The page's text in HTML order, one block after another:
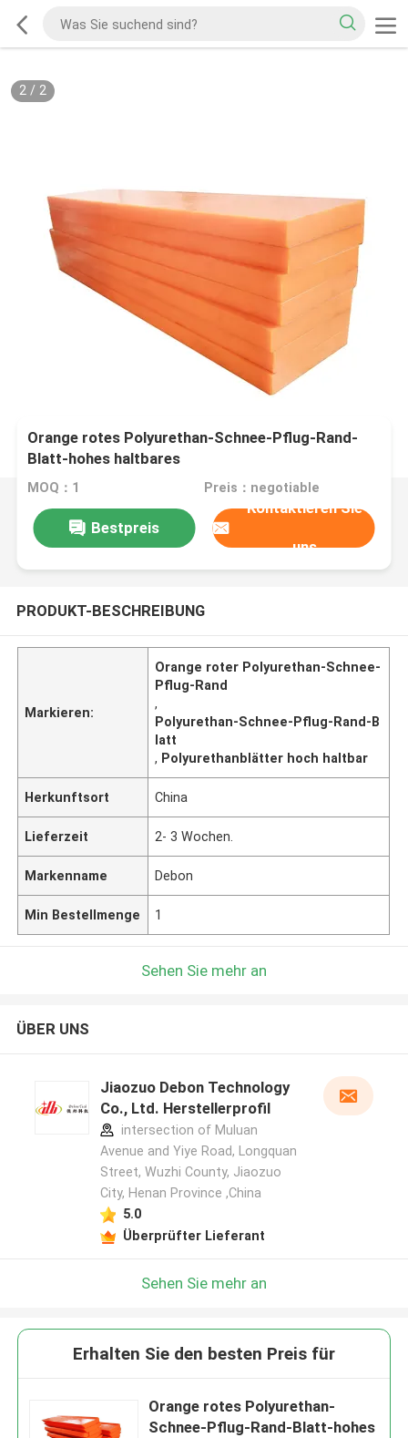
2/ 2
Orange rotes Polyurethan-Schnee-Pflug-Rand-
Blatt-hohes haltbares
MOQ：1 Preis：negotiable
Bestpreis
Kontaktieren Sie
uns
PRODUKT-BESCHREIBUNG
Markieren:
Orange roter Polyurethan-Schnee-
Pflug-Rand
,
Polyurethan-Schnee-Pflug-Rand-B
latt
, Polyurethanblätter hoch haltbar
Herkunftsort China
Lieferzeit 2- 3 Wochen.
Markenname Debon
Min Bestellmenge 1
Sehen Sie mehr an
ÜBER UNS
Jiaozuo Debon Technology
Co., Ltd. Herstellerprofil
intersection of Muluan
Avenue and Yiye Road, Longquan
Street, Wuzhi County, Jiaozuo
City, Henan Province ,China
5.0
Überprüfter Lieferant
Sehen Sie mehr an
Erhalten Sie den besten Preis für
Orange rotes Polyurethan-
Schnee-Pflug-Rand-Blatt-hohes